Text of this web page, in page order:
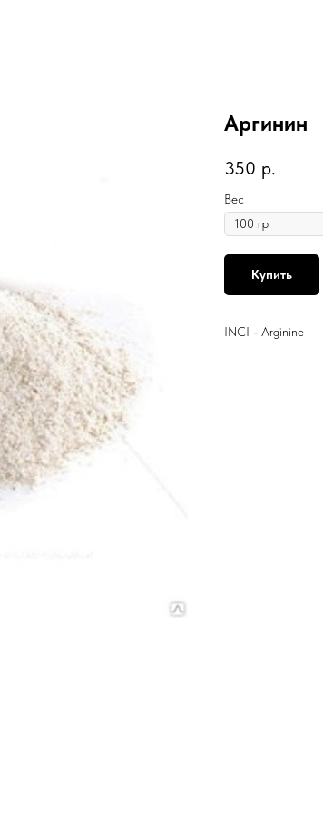
Аргинин
350 р.
Вес
Купить
INCI - Arginine